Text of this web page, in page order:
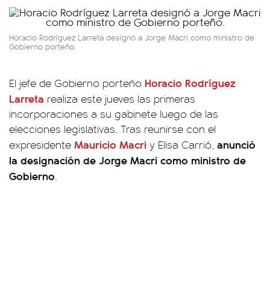
Horacio Rodríguez Larreta designó a Jorge Macri como ministro de
Gobierno porteño.
El jefe de Gobierno porteño Horacio Rodríguez
Larreta realiza este jueves las primeras
incorporaciones a su gabinete luego de las
elecciones legislativas. Tras reunirse con el
expresidente Mauricio Macri y Elisa Carrió, anunció
la designación de Jorge Macri como ministro de
Gobierno.